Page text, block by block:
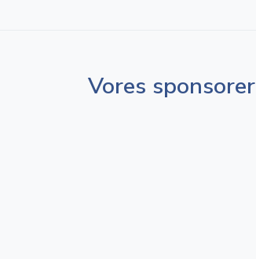
Vores sponsorer